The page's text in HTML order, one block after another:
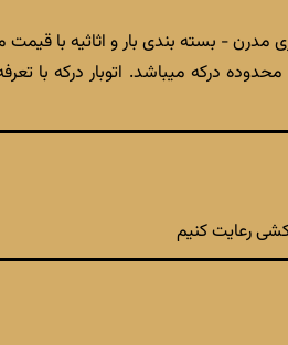
مدرن - بسته بندی بار و اثاثیه با
درکه میباشد. اتوبار درکه با
رعایت کنیم